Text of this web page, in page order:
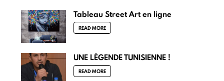
Tableau Street Art en ligne
READ MORE
UNE LÉGENDE TUNISIENNE !
READ MORE